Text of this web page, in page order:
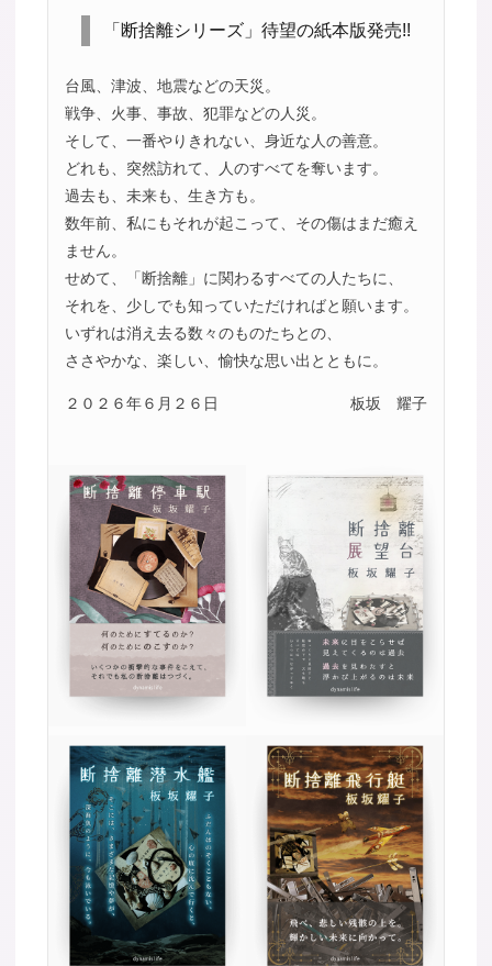
「断捨離シリーズ」待望の紙本版発売!!
台風、津波、地震などの天災。
戦争、火事、事故、犯罪などの人災。
そして、一番やりきれない、身近な人の善意。
どれも、突然訪れて、人のすべてを奪います。
過去も、未来も、生き方も。
数年前、私にもそれが起こって、その傷はまだ癒え
ません。
せめて、「断捨離」に関わるすべての人たちに、
それを、少しでも知っていただければと願います。
いずれは消え去る数々のものたちとの、
ささやかな、楽しい、愉快な思い出とともに。
２０２６年６月２６日 板坂 耀子